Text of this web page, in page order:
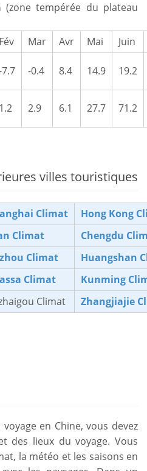
(zone tempérée du plateau
Fév Mar Avr Mai
Juin
-0.4 8.4 14.9 19.2
1.2 2.9 6.1 27.7 71.2
villes touristiques
Climat
Hong Kong
Climat
Chengdu
Climat
Huangshan
Climat
Kunming
Climat Zhangjiajie
en Chine, vous devez
des lieux du voyage. Vous
la météo et les saisons en